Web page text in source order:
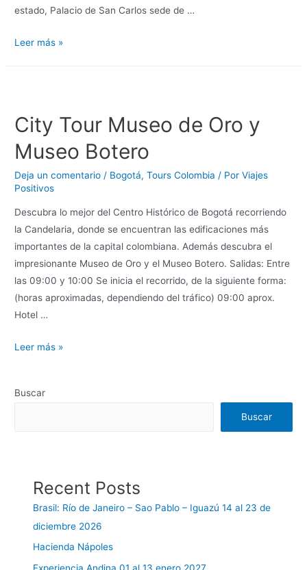
estado, Palacio de San Carlos sede de …
Leer más »
City Tour Museo de Oro y
Museo Botero
Deja un comentario / Bogotá,Tours Colombia / PorViajes
Positivos
Descubra lo mejor del Centro Histórico de Bogotá recorriendo
la Candelaria, donde se encuentran las edificaciones más
importantes de la capital colombiana. Además descubra el
impresionante Museo de Oro y el Museo Botero. Salidas: Entre
las 09:00 y 10:00 Se inicia el recorrido, de la siguiente forma:
(horas aproximadas, dependiendo del tráfico) 09:00 aprox.
Hotel …
Leer más »
Buscar
Buscar
Recent Posts
Brasil: Río de Janeiro – Sao Pablo – Iguazú 14 al 23 de
diciembre 2026
Hacienda Nápoles
Experiencia Andina 01 al 13 enero 2027